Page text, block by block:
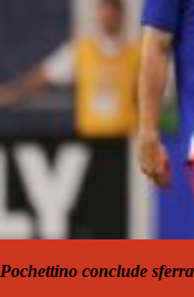
Pochettino conclude